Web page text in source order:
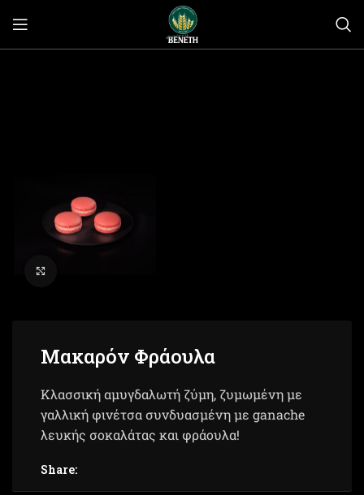
Μακαρόν Φράουλα
Κλασσική αμυγδαλωτή ζύμη, ζυμωμένη με
γαλλική φινέτσα συνδυασμένη με ganache
λευκής σοκαλάτας και φράουλα!
Share: